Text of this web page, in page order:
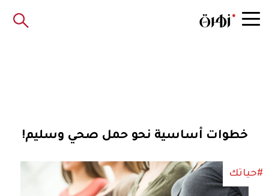
خطوات أساسية نحو حمل صحي وسليم!
#حياتك